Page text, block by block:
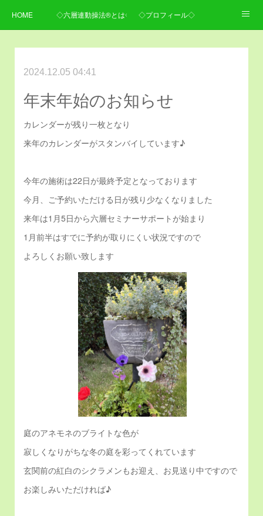
HOME ◇六層連動操法®とは◇ ◇プロフィール◇
2024.12.05 04:41
年末年始のお知らせ
カレンダーが残り一枚となり
来年のカレンダーがスタンバイしています♪
今年の施術は22日が最終予定となっております
今月、ご予約いただける日が残り少なくなりました
来年は1月5日から六層セミナーサポートが始まり
1月前半はすでに予約が取りにくい状況ですので
よろしくお願い致します
庭のアネモネのブライトな色が
寂しくなりがちな冬の庭を彩ってくれています
玄関前の紅白のシクラメンもお迎え、お見送り中ですので
お楽しみいただければ♪